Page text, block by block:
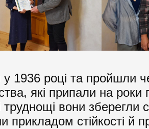
1936 році та пройшли
які припали на роки
вони зберегли
стійкості й